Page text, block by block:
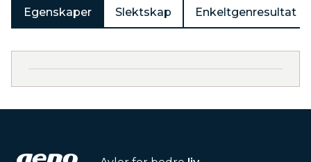
Egenskaper Slektskap Enkeltgenresultat